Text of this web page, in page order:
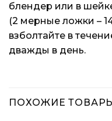
блендер или в
(2 мерные ложки –
взболтайте в
дважды в день.
ПОХОЖИЕ